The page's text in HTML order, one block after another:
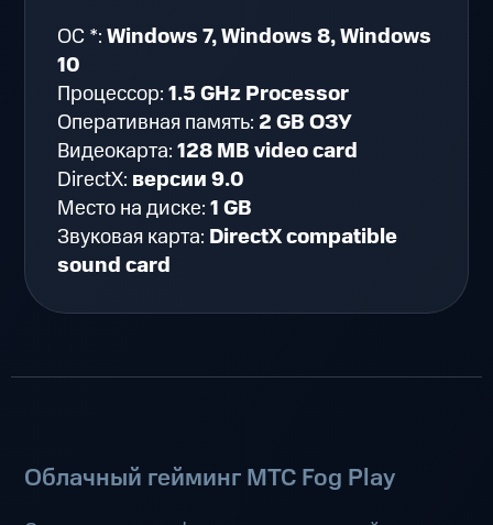
ОС *:Windows 7, Windows 8, Windows
10
Процессор:1.5 GHz Processor
Оперативная память: 2 GB ОЗУ
Видеокарта:128 MB video card
DirectX: версии 9.0
Место на диске:1 GB
Звуковая карта: DirectX compatible
sound card
Облачный гейминг МТС Fog Play